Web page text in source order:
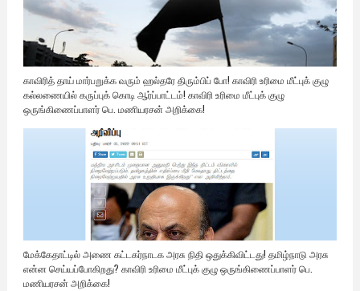
காவிரித் தாய் மார்பறுக்க வரும் ஹல்தரே திரும்பிப் போ! காவிரி உரிமை மீட்புக் குழு
கல்லணையில் கருப்புக் கொடி ஆர்ப்பாட்டம்! காவிரி உரிமை மீட்புக் குழு
ஒருங்கிணைப்பாளர் பெ. மணியரசன் அறிக்கை!
மேக்கேதாட்டில் அணை கட்டகர்நாடக அரசு நிதி ஒதுக்கிவிட்டது! தமிழ்நாடு அரசு
என்ன செய்யப்போகிறது? காவிரி உரிமை மீட்புக் குழு ஒருங்கிணைப்பாளர் பெ.
மணியரசன் அறிக்கை!